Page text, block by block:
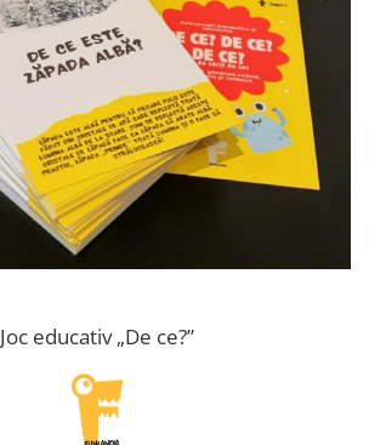
Joc educativ „De ce?”